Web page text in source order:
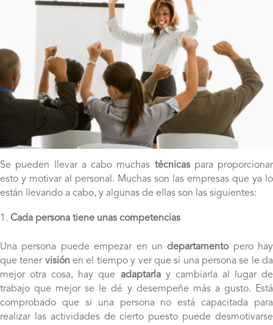
Se pueden llevar a cabo muchas técnicaspara proporcionar
esto y motivar al personal. Muchas son las empresas que ya lo
están llevando a cabo, y algunas de ellas son las siguientes:
Cada persona tiene unas competencias
Una persona puede empezar en un departamentopero hay
que tener visiónen el tiempo y ver que si una persona se le da
mejor otra cosa, hay que adaptarlay cambiarla al lugar de
trabajo que mejor se le dé y desempeñe más a gusto. Está
comprobado que si una persona no está capacitada para
realizar las actividades de cierto puesto puede desmotivarse